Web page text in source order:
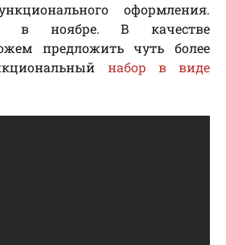
оформления.
в ноябре. В качестве
предложить чуть более
набор в виде